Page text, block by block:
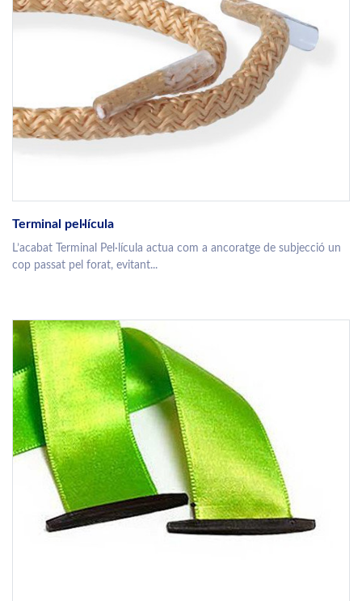
Terminal pel·lícula
L’acabat Terminal Pel·lícula actua com a ancoratge de subjecció un
cop passat pel forat, evitant...